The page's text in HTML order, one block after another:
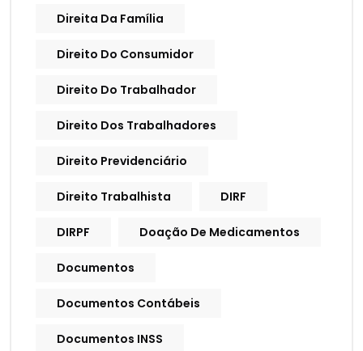
Direita Da Família
Direito Do Consumidor
Direito Do Trabalhador
Direito Dos Trabalhadores
Direito Previdenciário
Direito Trabalhista DIRF
DIRPF Doação De Medicamentos
Documentos
Documentos Contábeis
Documentos INSS